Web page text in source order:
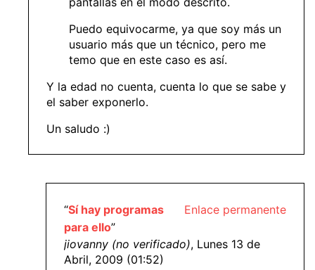
Puedo equivocarme, ya que soy más un
usuario más que un técnico, pero me
temo que en este caso es así.
Y la edad no cuenta, cuenta lo que se sabe y
el saber exponerlo.
Un saludo :)
Enlace permanente
“Sí hay programas
para ello”
jiovanny (no verificado), Lunes 13 de
Abril, 2009 (01:52)